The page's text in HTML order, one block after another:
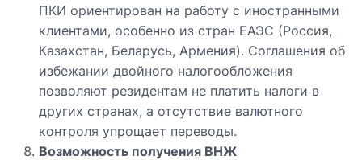
ПКИ ориентирован на работу с иностранными
клиентами, особенно из стран ЕАЭС (Россия,
Казахстан, Беларусь, Армения). Соглашения об
избежании двойного налогообложения
позволяют резидентам не платить налоги в
других странах, а отсутствие валютного
контроля упрощает переводы.
Возможность получения ВНЖ